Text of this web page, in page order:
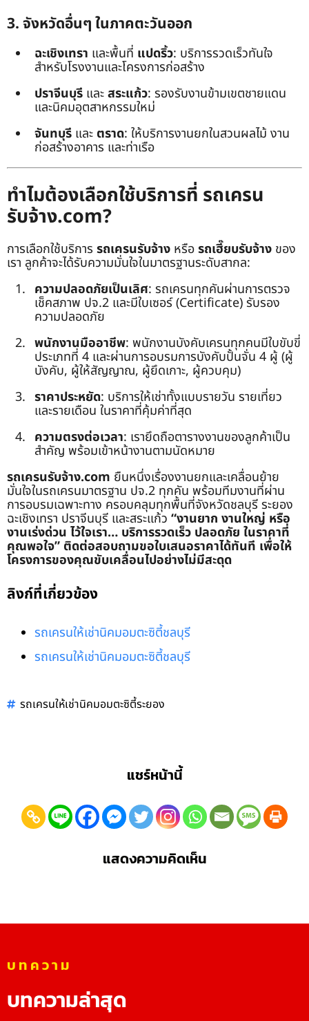
3. จังหวัดอื่นๆ ในภาคตะวันออก
ฉะเชิงเทรา และพื้นที่ แปดริ้ว: บริการรวดเร็วทันใจ
สำหรับโรงงานและโครงการก่อสร้าง
ปราจีนบุรี และสระแก้ว: รองรับงานข้ามเขตชายแดน
และนิคมอุตสาหกรรมใหม่
จันทบุรี และ ตราด: ให้บริการงานยกในสวนผลไม้ งาน
ก่อสร้างอาคาร และท่าเรือ
ทำไมต้องเลือกใช้บริการที่ รถเครน
รับจ้าง.com?
การเลือกใช้บริการ รถเครนรับจ้าง หรือรถเฮี๊ยบรับจ้าง ของ
เรา ลูกค้าจะได้รับความมั่นใจในมาตรฐานระดับสากล:
ความปลอดภัยเป็นเลิศ: รถเครนทุกคันผ่านการตรวจ
เช็คสภาพ ปจ.2 และมีใบเซอร์ (Certificate) รับรอง
ความปลอดภัย
พนักงานมืออาชีพ: พนักงานบังคับเครนทุกคนมีใบขับขี่
ประเภทที่ 4 และผ่านการอบรมการบังคับปั้นจั่น 4 ผู้ (ผู้
บังคับ, ผู้ให้สัญญาณ, ผู้ยึดเกาะ, ผู้ควบคุม)
ราคาประหยัด: บริการให้เช่าทั้งแบบรายวัน รายเที่ยว
และรายเดือน ในราคาที่คุ้มค่าที่สุด
ความตรงต่อเวลา: เรายึดถือตารางงานของลูกค้าเป็น
สำคัญ พร้อมเข้าหน้างานตามนัดหมาย
รถเครนรับจ้าง.com ยืนหนึ่งเรื่องงานยกและเคลื่อนย้าย
มั่นใจในรถเครนมาตรฐาน ปจ.2 ทุกคัน พร้อมทีมงานที่ผ่าน
การอบรมเฉพาะทาง ครอบคลุมทุกพื้นที่จังหวัดชลบุรี ระยอง
ฉะเชิงเทรา ปราจีนบุรี และสระแก้ว “งานยาก งานใหญ่ หรือ
งานเร่งด่วน ไว้ใจเรา… บริการรวดเร็ว ปลอดภัย ในราคาที่
คุณพอใจ” ติดต่อสอบถามขอใบเสนอราคาได้ทันที เพื่อให้
โครงการของคุณขับเคลื่อนไปอย่างไม่มีสะดุด
ลิงก์ที่เกี่ยวข้อง
รถเครนให้เช่านิคมอมตะซิตี้ชลบุรี
รถเครนให้เช่านิคมอมตะซิตี้ชลบุรี
รถเครนให้เช่านิคมอมตะซิตี้ระยอง
แชร์หน้านี้
แสดงความคิดเห็น
บทความ
บทความล่าสุด